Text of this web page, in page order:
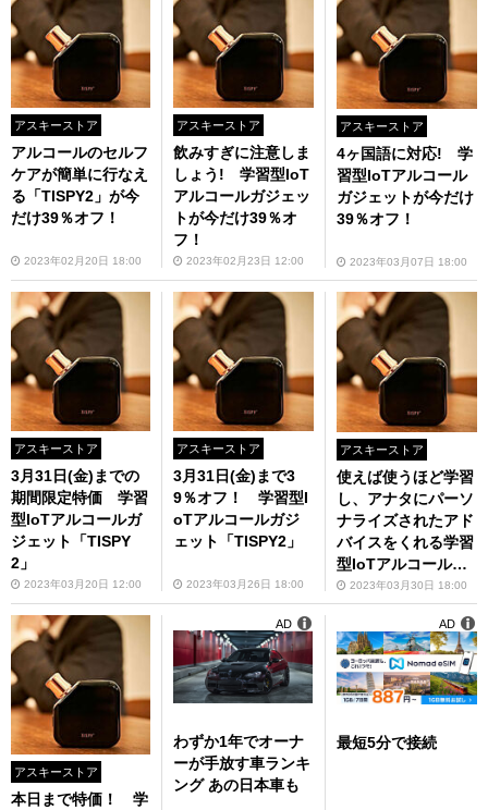
アスキーストア
アルコールのセルフ
ケアが簡単に行なえ
る「TISPY2」が今
だけ39％オフ！
2023年02月20日 18:00
アスキーストア
飲みすぎに注意しま
しょう! 学習型IoT
アルコールガジェッ
トが今だけ39％オ
フ！
2023年02月23日 12:00
アスキーストア
4ヶ国語に対応! 学
習型IoTアルコール
ガジェットが今だけ
39％オフ！
2023年03月07日 18:00
アスキーストア
3月31日(金)までの
期間限定特価 学習
型IoTアルコールガ
ジェット「TISPY
2」
2023年03月20日 12:00
アスキーストア
3月31日(金)まで3
9％オフ！ 学習型I
oTアルコールガジ
ェット「TISPY2」
2023年03月26日 18:00
アスキーストア
使えば使うほど学習
し、アナタにパーソ
ナライズされたアド
バイスをくれる学習
型IoTアルコールガ
ジェットが今だけ特
価！
2023年03月30日 18:00
アスキーストア
本日まで特価！ 学
わずか1年でオーナ
ーが手放す車ランキ
ング あの日本車も
AD
最短5分で接続
AD